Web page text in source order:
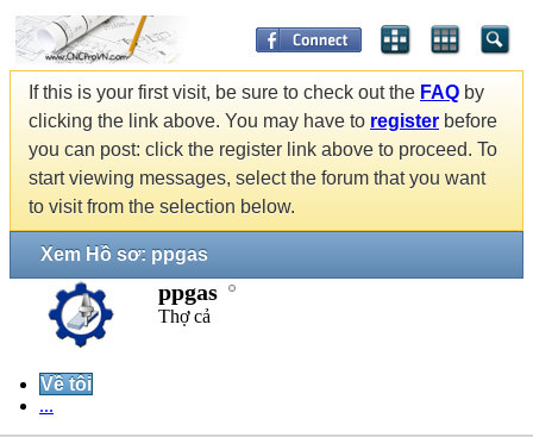
If this is your first visit, be sure to check out the FAQ by
clicking the link above. You may have to register before
you can post: click the register link above to proceed. To
start viewing messages, select the forum that you want
to visit from the selection below.
Xem Hồ sơ: ppgas
ppgas
Thợ cả
Về tôi
...